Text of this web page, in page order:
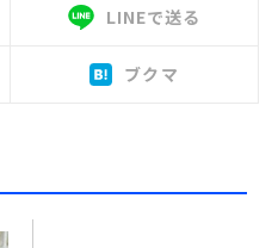
LINEで送る
ブクマ